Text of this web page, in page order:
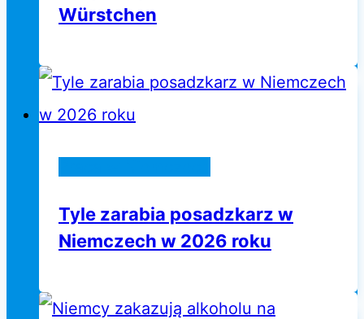
Würstchen
Tyle zarabia posadzkarz w
Niemczech w 2026 roku